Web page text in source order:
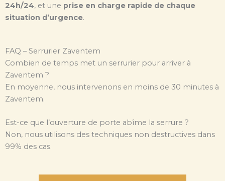
24h/24, et une prise en charge rapide de chaque
situation d’urgence.
FAQ – Serrurier Zaventem
Combien de temps met un serrurier pour arriver à
Zaventem ?
En moyenne, nous intervenons en moins de 30 minutes à
Zaventem.
Est-ce que l’ouverture de porte abîme la serrure ?
Non, nous utilisons des techniques non destructives dans
99% des cas.